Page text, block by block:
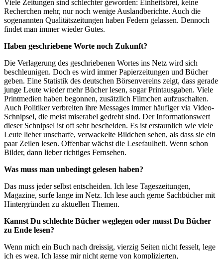
Viele Zeitungen sind schlechter geworden: Einheitsbrei, keine
Recherchen mehr, nur noch wenige Auslandberichte. Auch die
sogenannten Qualitätszeitungen haben Federn gelassen. Dennoch
findet man immer wieder Gutes.
Haben geschriebene Worte noch Zukunft?
Die Verlagerung des geschriebenen Wortes ins Netz wird sich
beschleunigen. Doch es wird immer Papierzeitungen und Bücher
geben. Eine Statistik des deutschen Börsenvereins zeigt, dass gerade
junge Leute wieder mehr Bücher lesen, sogar Printausgaben. Viele
Printmedien haben begonnen, zusätzlich Filmchen aufzuschalten.
Auch Politiker verbreiten ihre Messages immer häufiger via Video-
Schnipsel, die meist miserabel gedreht sind. Der Informationswert
dieser Schnipsel ist oft sehr bescheiden. Es ist erstaunlich wie viele
Leute lieber unscharfe, verwackelte Bildchen sehen, als dass sie ein
paar Zeilen lesen. Offenbar wächst die Lesefaulheit. Wenn schon
Bilder, dann lieber richtiges Fernsehen.
Was muss man unbedingt gelesen haben?
Das muss jeder selbst entscheiden. Ich lese Tageszeitungen,
Magazine, surfe lange im Netz. Ich lese auch gerne Sachbücher mit
Hintergründen zu aktuellen Themen.
Kannst Du schlechte Bücher weglegen oder musst Du Bücher
zu Ende lesen?
Wenn mich ein Buch nach dreissig, vierzig Seiten nicht fesselt, lege
ich es weg. Ich lasse mir nicht gerne von komplizierten,